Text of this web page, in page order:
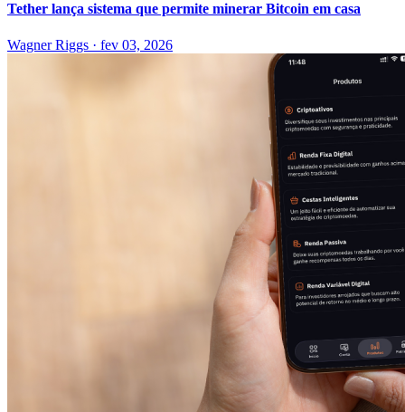
Tether lança sistema que permite minerar Bitcoin em casa
Wagner Riggs · fev 03, 2026